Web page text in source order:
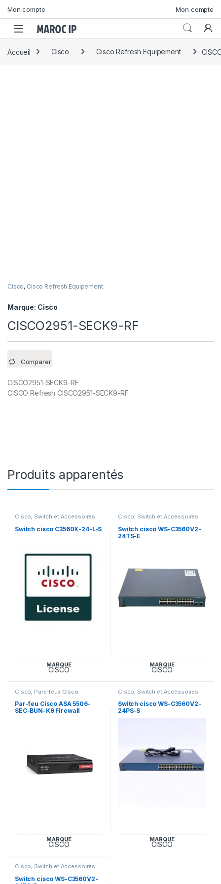
Mon compte Mon compte
Accueil Cisco Cisco Refresh Equipement
Cisco, Cisco Refresh Equipement
Marque: Cisco
CISCO2951-SECK9-RF
Comparer
CISCO2951-SECK9-RF
CISCO Refresh CISCO2951-SECK9-RF
Produits apparentés
Cisco, Switch et Accessoires
Switch cisco C3560X-24-L-S
MARQUE
CISCO
Cisco, Switch et Accessoires
Switch cisco WS-C3560V2-
24TS-E
MARQUE
CISCO
Cisco Pare-feux Cisco
Par-feu Cisco ASA 5506-
SEC-BUN-K9 Firewall
MARQUE
CISCO
Cisco Switch et Accessoires
Cisco
Switch cisco WS-C3560V2-
24PS-S
MARQUE
CISCO
Cisco, Switch et Accessoires
Switch cisco WS-C3560V2-